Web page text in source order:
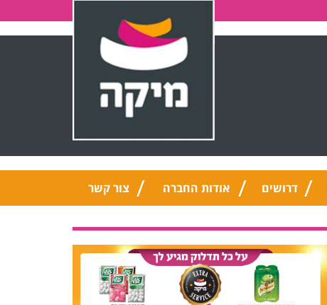
דרושים אודות החברה צור קשר